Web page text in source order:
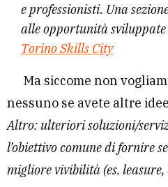
e professionisti. Una
alle opportunità sviluppate
Torino Skills City
Ma siccome non
nessuno se avete altre
Altro: ulteriori soluzioni/
l’obiettivo comune di fornire
migliore vivibilità (es.